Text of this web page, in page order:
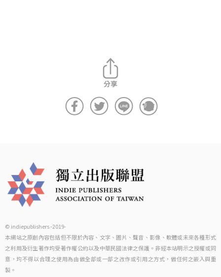
© indiepublishers -2019-
本網站之原創內容包括但不限於內容、文字、圖片、聲音、影像、軟體或未來各種形式
之利用及衍生著作均受著作權公約以及中華民國法律之保護。非經本站明示之授權或同
意，均不得以合理之使用為由做全部或一部之改作或引用之方式，做任何之嵌入與重
製。